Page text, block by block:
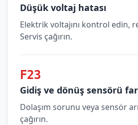
Düşük voltaj hatası
Elektrik voltajını kontrol edin,
Servis çağırın.
F23
Gidiş ve dönüş sensörü
Dolaşım sorunu veya sensör
çağırın.